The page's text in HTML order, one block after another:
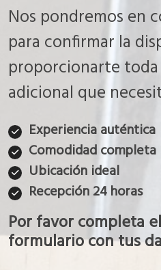
Nos pondremos en
para confirmar la
proporcionarte
adicional que
Experiencia auténtica
Comodidad completa
Ubicación ideal
Recepción 24 horas
Por favor completa
formulario con tus